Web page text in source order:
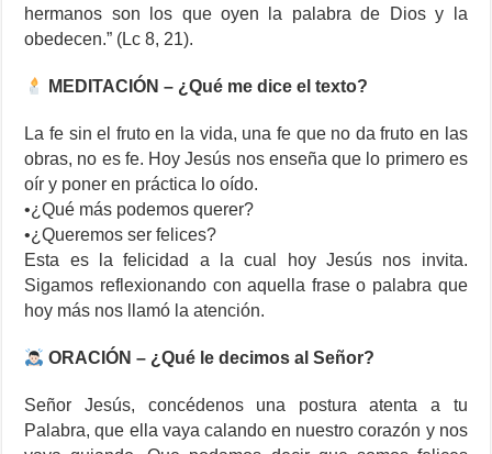
hermanos son los que oyen la palabra de Dios y la
obedecen.” (Lc 8, 21).
MEDITACIÓN – ¿Qué me dice el texto?
La fe sin el fruto en la vida, una fe que no da fruto en las
obras, no es fe. Hoy Jesús nos enseña que lo primero es
oír y poner en práctica lo oído.
•¿Qué más podemos querer?
•¿Queremos ser felices?
Esta es la felicidad a la cual hoy Jesús nos invita.
Sigamos reflexionando con aquella frase o palabra que
hoy más nos llamó la atención.
ORACIÓN – ¿Qué le decimos al Señor?
Señor Jesús, concédenos una postura atenta a tu
Palabra, que ella vaya calando en nuestro corazón y nos